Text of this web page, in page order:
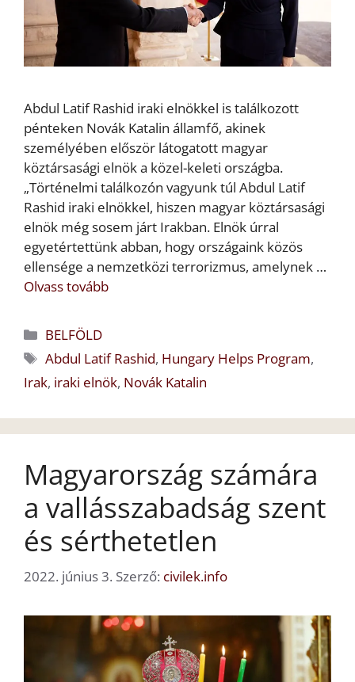
Abdul Latif Rashid iraki elnökkel is találkozott
pénteken Novák Katalin államfő, akinek
személyében először látogatott magyar
köztársasági elnök a közel-keleti országba.
„Történelmi találkozón vagyunk túl Abdul Latif
Rashid iraki elnökkel, hiszen magyar köztársasági
elnök még sosem járt Irakban. Elnök úrral
egyetértettünk abban, hogy országaink közös
ellensége a nemzetközi terrorizmus, amelynek …
Olvass tovább
Kategória
BELFÖLD
Címkék
Abdul Latif Rashid, Hungary Helps Program,
Irak, iraki elnök, Novák Katalin
Magyarország számára
a vallásszabadság szent
és sérthetetlen
2022. június 3. Szerző: civilek.info